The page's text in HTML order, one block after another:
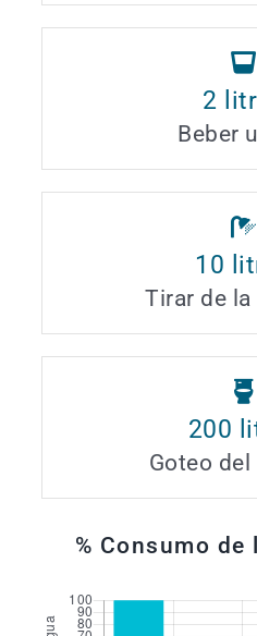
2
Beber
10
Tirar de
200
Goteo
% Consumo